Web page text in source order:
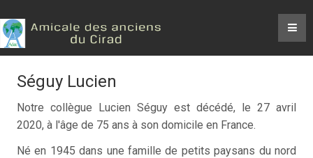
Séguy Lucien
Notre collègue Lucien Séguy est décédé, le 27 avril
2020, à l'âge de 75 ans à son domicile en France.
Né en 1945 dans une famille de petits paysans du nord